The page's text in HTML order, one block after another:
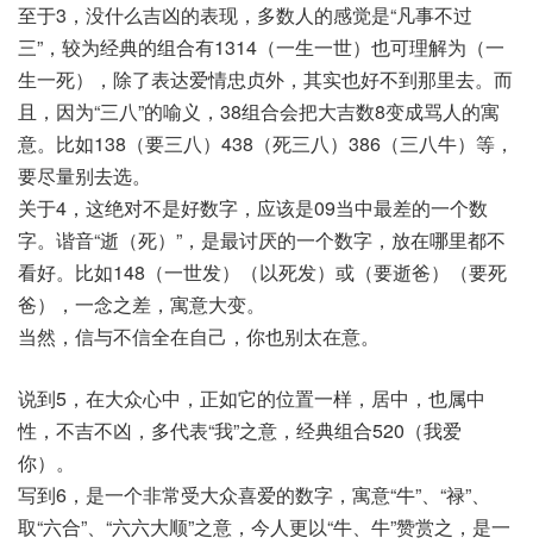
至于3，没什么吉凶的表现，多数人的感觉是“凡事不过
三”，较为经典的组合有1314（一生一世）也可理解为（一
生一死），除了表达爱情忠贞外，其实也好不到那里去。而
且，因为“三八”的喻义，38组合会把大吉数8变成骂人的寓
意。比如138（要三八）438（死三八）386（三八牛）等，
要尽量别去选。
关于4，这绝对不是好数字，应该是09当中最差的一个数
字。谐音“逝（死）”，是最讨厌的一个数字，放在哪里都不
看好。比如148（一世发）（以死发）或（要逝爸）（要死
爸），一念之差，寓意大变。
当然，信与不信全在自己，你也别太在意。
说到5，在大众心中，正如它的位置一样，居中，也属中
性，不吉不凶，多代表“我”之意，经典组合520（我爱
你）。
写到6，是一个非常受大众喜爱的数字，寓意“牛”、“禄”、
取“六合”、“六六大顺”之意，今人更以“牛、牛”赞赏之，是一